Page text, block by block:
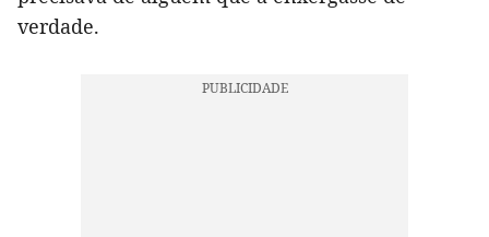
verdade.